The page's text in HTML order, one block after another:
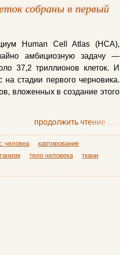
собраны в первый
Human Cell Atlas (HCA),
амбициозную задачу —
37,2 триллионов клеток. И
стадии первого черновика.
вложенных в создание этого
продолжить чтение ......
человеа
картирование
тело человека
ткани